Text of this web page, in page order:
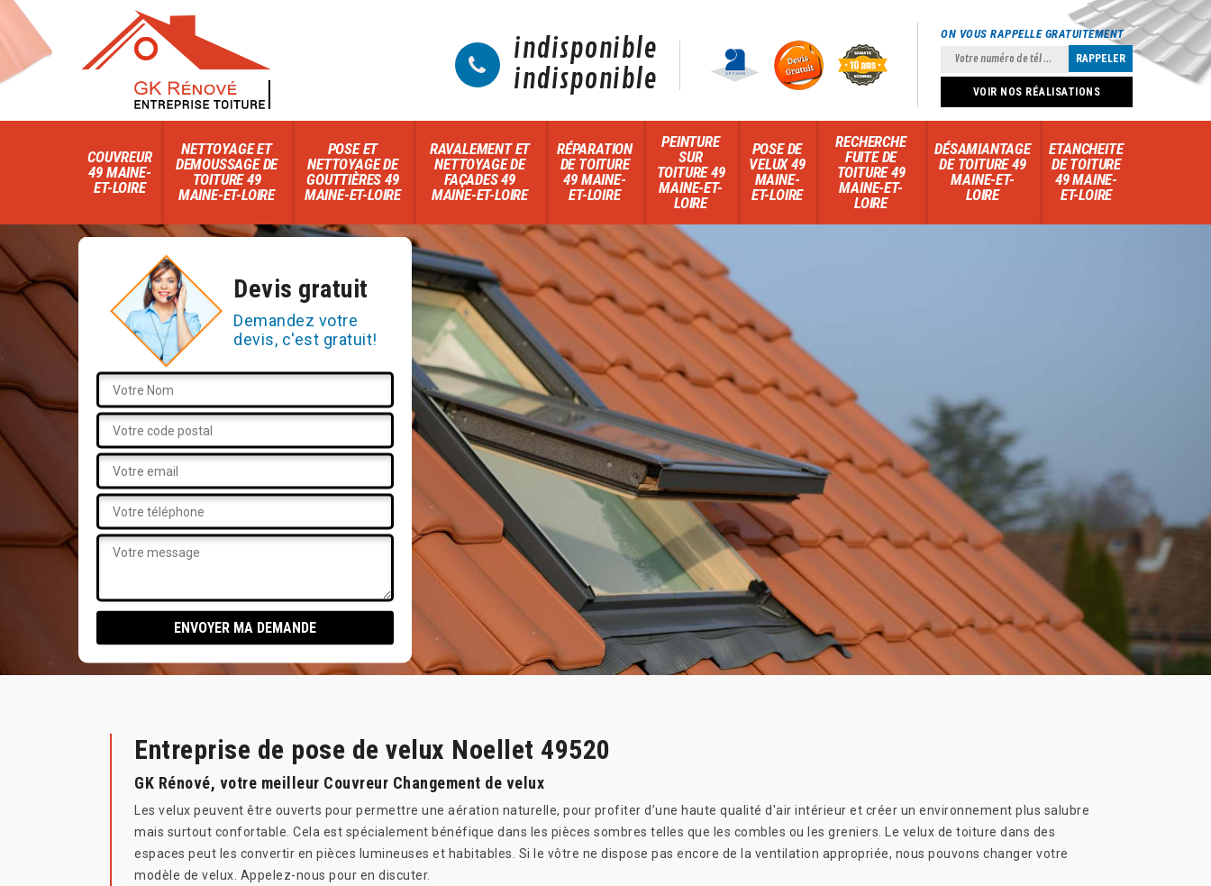
indisponible
indisponible
ON VOUS RAPPELLE GRATUITEMENT
VOIR NOS RÉALISATIONS
COUVREUR
49 MAINE-
ET-LOIRE
NETTOYAGE ET
DEMOUSSAGE DE
TOITURE 49
MAINE-ET-LOIRE
POSE ET
NETTOYAGE DE
GOUTTIÈRES 49
MAINE-ET-LOIRE
RAVALEMENT ET
NETTOYAGE DE
FAÇADES 49
MAINE-ET-LOIRE
RÉPARATION
DE TOITURE
49 MAINE-
ET-LOIRE
PEINTURE
SUR
TOITURE 49
MAINE-ET-
LOIRE
POSE DE
VELUX 49
MAINE-
ET-LOIRE
RECHERCHE
FUITE DE
TOITURE 49
MAINE-ET-
LOIRE
DÉSAMIANTAGE
DE TOITURE 49
MAINE-ET-
LOIRE
ETANCHEITE
DE TOITURE
49 MAINE-
ET-LOIRE
Devis gratuit
Demandez votre
devis, c'est gratuit!
Entreprise de pose de velux Noellet 49520
GK Rénové, votre meilleur Couvreur Changement de velux
Les velux peuvent être ouverts pour permettre une aération naturelle, pour profiter d’une haute qualité d'air intérieur et créer un environnement plus salubre
mais surtout confortable. Cela est spécialement bénéfique dans les pièces sombres telles que les combles ou les greniers. Le velux de toiture dans des
espaces peut les convertir en pièces lumineuses et habitables. Si le vôtre ne dispose pas encore de la ventilation appropriée, nous pouvons changer votre
modèle de velux. Appelez-nous pour en discuter.